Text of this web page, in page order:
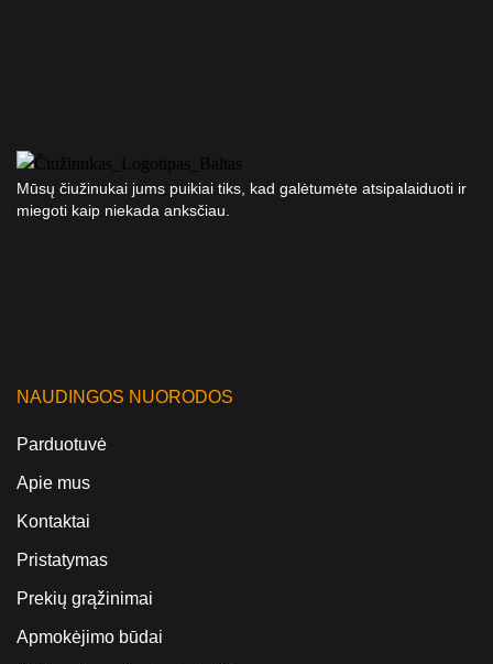
Mūsų čiužinukai jums puikiai tiks, kad galėtumėte atsipalaiduoti ir
miegoti kaip niekada anksčiau.
NAUDINGOS NUORODOS
Parduotuvė
Apie mus
Kontaktai
Pristatymas
Prekių grąžinimai
Apmokėjimo būdai